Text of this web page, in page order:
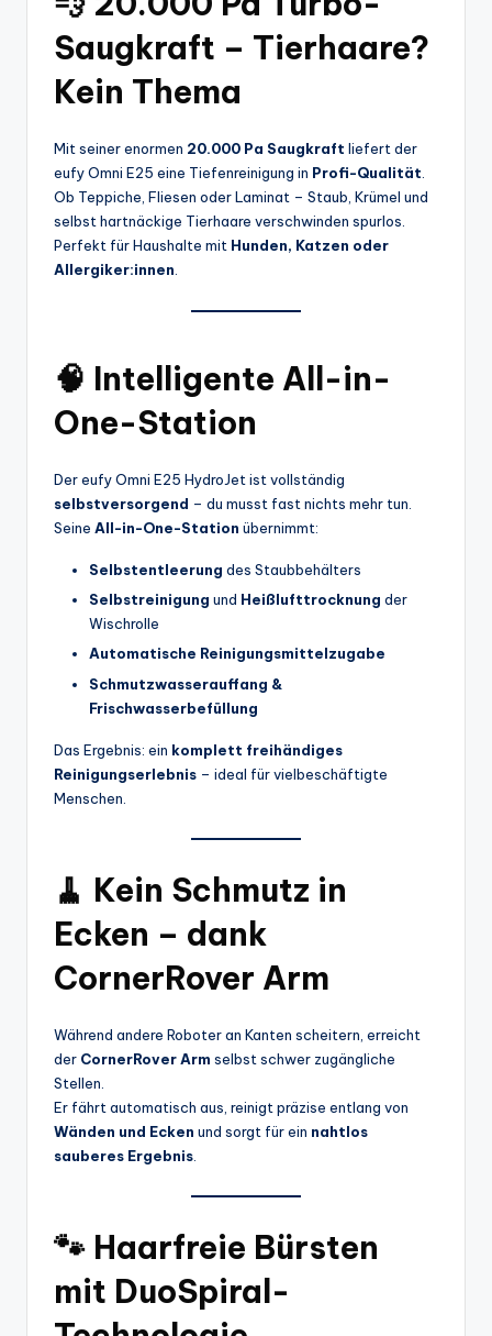
Saugkraft – Tierhaare?
Kein Thema
Mit seiner enormen 20.000 Pa Saugkraft liefert der
eufy Omni E25 eine Tiefenreinigung in Profi-Qualität
Ob Teppiche, Fliesen oder Laminat – Staub, Krümel und
selbst hartnäckige Tierhaare verschwinden spurlos.
Perfekt für Haushalte mit Hunden, Katzen oder
Allergiker:innen
🧠 Intelligente All-in-
One-Station
Der eufy Omni E25 HydroJet ist vollständig
selbstversorgend – du musst fast nichts mehr tun.
Seine All-in-One-Station übernimmt:
Selbstentleerung des Staubbehälters
Selbstreinigung und Heißlufttrocknung der
Wischrolle
Automatische Reinigungsmittelzugabe
Schmutzwasserauffang &
Frischwasserbefüllung
Das Ergebnis: ein komplett freihändiges
Reinigungserlebnis – ideal für vielbeschäftigte
Menschen.
🧹 Kein Schmutz in
Ecken – dank
CornerRover Arm
Während andere Roboter an Kanten scheitern, erreicht
der CornerRover Arm selbst schwer zugängliche
Stellen.
Er fährt automatisch aus, reinigt präzise entlang von
Wänden und Ecken und sorgt für ein nahtlos
sauberes Ergebnis
🐾 Haarfreie Bürsten
mit DuoSpiral-